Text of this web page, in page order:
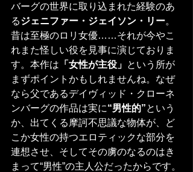
バーグの世界に取り込まれた経験のあ
るジェニファー・ジェイソン・リー。
昔は至極のロリ女優……それが今やこ
れまた怪しい役を見事に演じておりま
す。本作は 「女性が主役」 という所が
まずポイントかもしれませんね。なぜ
なら父であるデイヴィッド・クローネ
ンバーグの作品は実に“男性的”という
か、出てくる摩訶不思議な物体が、ど
こか女性の持つエロティックな部分を
連想させ、そしてその虜のなるのはき
まって“男性”の主人公だったからです。